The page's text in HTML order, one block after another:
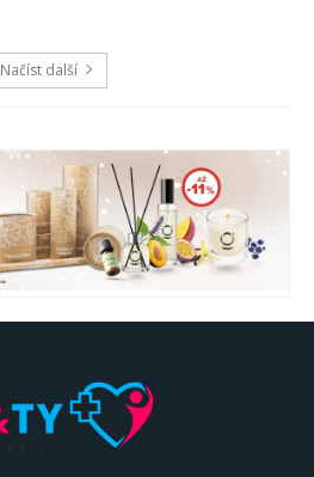
Načíst další